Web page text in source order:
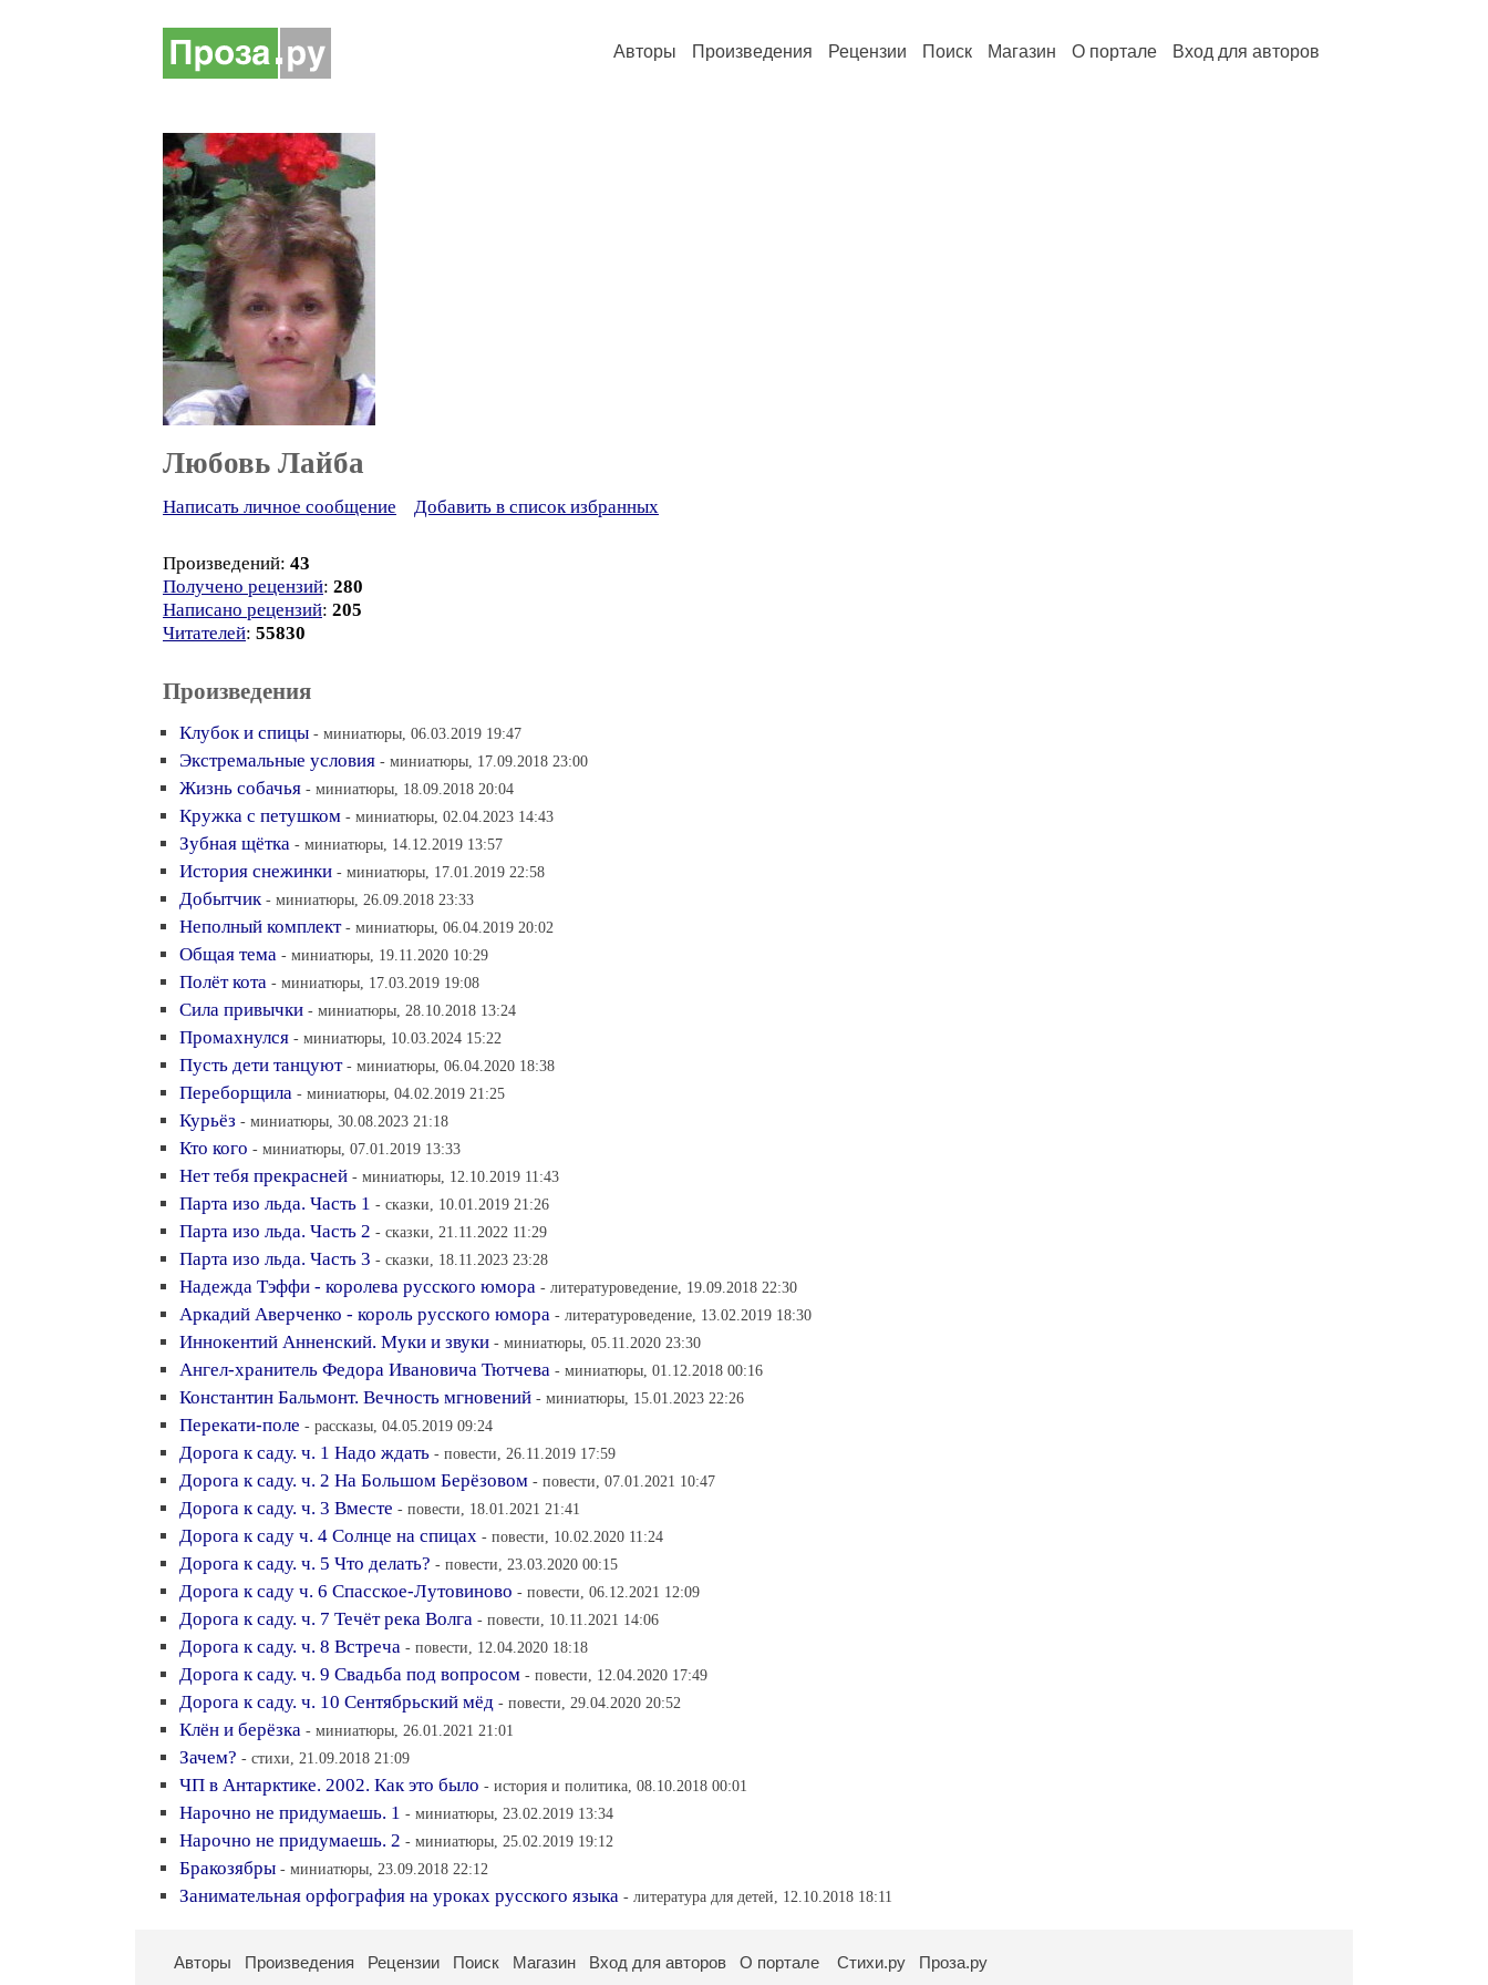
Авторы Произведения Рецензии Поиск Магазин О портале Вход для авторов
Любовь Лайба
Написать личное сообщение Добавить в список избранных
Произведений: 43
Получено рецензий: 280
Написано рецензий: 205
Читателей: 55830
Произведения
Клубок и спицы - миниатюры, 06.03.2019 19:47
Экстремальные условия - миниатюры, 17.09.2018 23:00
Жизнь собачья - миниатюры, 18.09.2018 20:04
Кружка с петушком - миниатюры, 02.04.2023 14:43
Зубная щётка - миниатюры, 14.12.2019 13:57
История снежинки - миниатюры, 17.01.2019 22:58
Добытчик - миниатюры, 26.09.2018 23:33
Неполный комплект - миниатюры, 06.04.2019 20:02
Общая тема - миниатюры, 19.11.2020 10:29
Полёт кота - миниатюры, 17.03.2019 19:08
Сила привычки - миниатюры, 28.10.2018 13:24
Промахнулся - миниатюры, 10.03.2024 15:22
Пусть дети танцуют - миниатюры, 06.04.2020 18:38
Переборщила - миниатюры, 04.02.2019 21:25
Курьёз - миниатюры, 30.08.2023 21:18
Кто кого - миниатюры, 07.01.2019 13:33
Нет тебя прекрасней - миниатюры, 12.10.2019 11:43
Парта изо льда. Часть 1 - сказки, 10.01.2019 21:26
Парта изо льда. Часть 2 - сказки, 21.11.2022 11:29
Парта изо льда. Часть 3 - сказки, 18.11.2023 23:28
Надежда Тэффи - королева русского юмора - литературоведение, 19.09.2018 22:30
Аркадий Аверченко - король русского юмора - литературоведение, 13.02.2019 18:30
Иннокентий Анненский. Муки и звуки - миниатюры, 05.11.2020 23:30
Ангел-хранитель Федора Ивановича Тютчева - миниатюры, 01.12.2018 00:16
Константин Бальмонт. Вечность мгновений - миниатюры, 15.01.2023 22:26
Перекати-поле - рассказы, 04.05.2019 09:24
Дорога к саду. ч. 1 Надо ждать - повести, 26.11.2019 17:59
Дорога к саду. ч. 2 На Большом Берёзовом - повести, 07.01.2021 10:47
Дорога к саду. ч. 3 Вместе - повести, 18.01.2021 21:41
Дорога к саду ч. 4 Солнце на спицах - повести, 10.02.2020 11:24
Дорога к саду. ч. 5 Что делать? - повести, 23.03.2020 00:15
Дорога к саду ч. 6 Спасское-Лутовиново - повести, 06.12.2021 12:09
Дорога к саду. ч. 7 Течёт река Волга - повести, 10.11.2021 14:06
Дорога к саду. ч. 8 Встреча - повести, 12.04.2020 18:18
Дорога к саду. ч. 9 Свадьба под вопросом - повести, 12.04.2020 17:49
Дорога к саду. ч. 10 Сентябрьский мёд - повести, 29.04.2020 20:52
Клён и берёзка - миниатюры, 26.01.2021 21:01
Зачем? - стихи, 21.09.2018 21:09
ЧП в Антарктике. 2002. Как это было - история и политика, 08.10.2018 00:01
Нарочно не придумаешь. 1 - миниатюры, 23.02.2019 13:34
Нарочно не придумаешь. 2 - миниатюры, 25.02.2019 19:12
Бракозябры - миниатюры, 23.09.2018 22:12
Занимательная орфография на уроках русского языка - литература для детей, 12.10.2018 18:11
Авторы Произведения Рецензии Поиск Магазин Вход для авторов О портале Стихи.ру Проза.ру